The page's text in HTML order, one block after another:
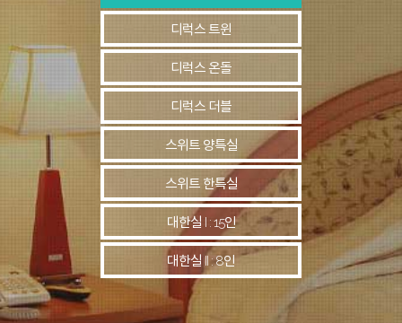
디럭스 트윈
디럭스 온돌
디럭스 더블
스위트 양특실
스위트 한특실
대한실 I : 15인
대한실 II : 8인